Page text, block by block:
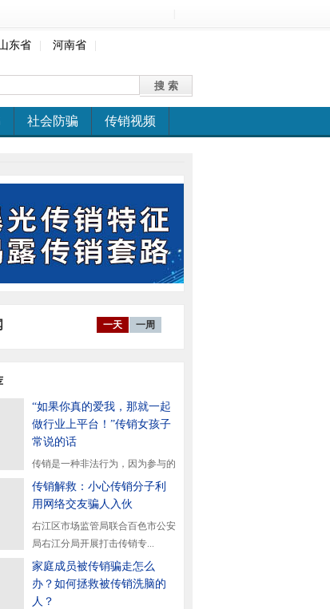
东省 河南省
社会防骗 传销视频
一天 一周
“如果你真的爱我，那就一起
做行业上平台！”传销女孩子
常说的话
传销是一种非法行为，因为参与的
给社会带来严...
传销解救：小心传销分子利
用网络交友骗人入伙
右江区市场监管局联合百色市公安
局右江分局开展打击传销专...
家庭成员被传销骗走怎么
办？如何拯救被传销洗脑的
人？